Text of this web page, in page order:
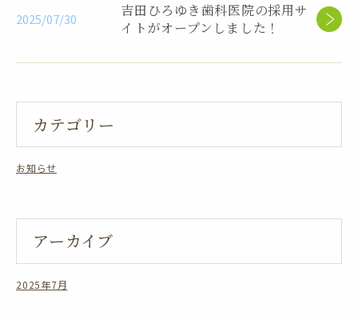
2025/07/30
吉田ひろゆき歯科医院の採用サ
イトがオープンしました！
カテゴリー
お知らせ
アーカイブ
2025年7月